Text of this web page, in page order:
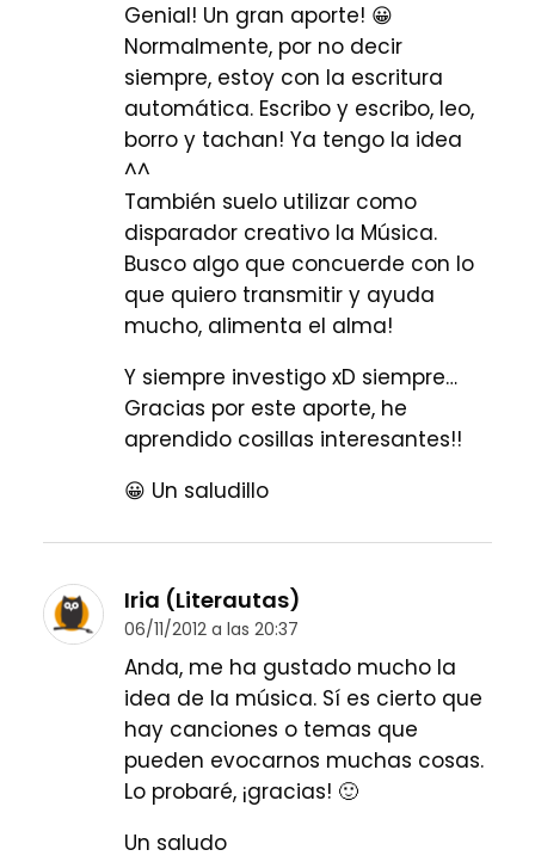
Genial! Un gran aporte! 😀
Normalmente, por no decir
siempre, estoy con la escritura
automática. Escribo y escribo, leo,
borro y tachan! Ya tengo la idea
^^
También suelo utilizar como
disparador creativo la Música.
Busco algo que concuerde con lo
que quiero transmitir y ayuda
mucho, alimenta el alma!
Y siempre investigo xD siempre…
Gracias por este aporte, he
aprendido cosillas interesantes!!
😀 Un saludillo
Iria (Literautas)
06/11/2012 a las 20:37
Anda, me ha gustado mucho la
idea de la música. Sí es cierto que
hay canciones o temas que
pueden evocarnos muchas cosas.
Lo probaré, ¡gracias! 🙂
Un saludo